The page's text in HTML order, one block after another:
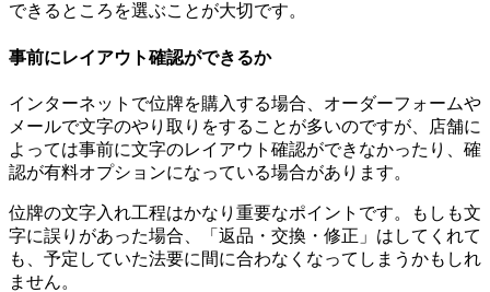
できるところを選ぶことが大切です。
事前にレイアウト確認ができるか
インターネットで位牌を購入する場合、オーダーフォームや
メールで文字のやり取りをすることが多いのですが、店舗に
よっては事前に文字のレイアウト確認ができなかったり、確
認が有料オプションになっている場合があります。
位牌の文字入れ工程はかなり重要なポイントです。もしも文
字に誤りがあった場合、「返品・交換・修正」はしてくれて
も、予定していた法要に間に合わなくなってしまうかもしれ
ません。